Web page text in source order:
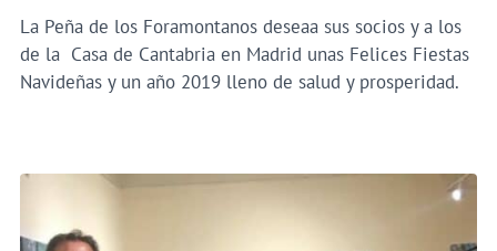
La Peña de los Foramontanos deseaa sus socios y a los
de la Casa de Cantabria en Madrid unas Felices Fiestas
Navideñas y un año 2019 lleno de salud y prosperidad.